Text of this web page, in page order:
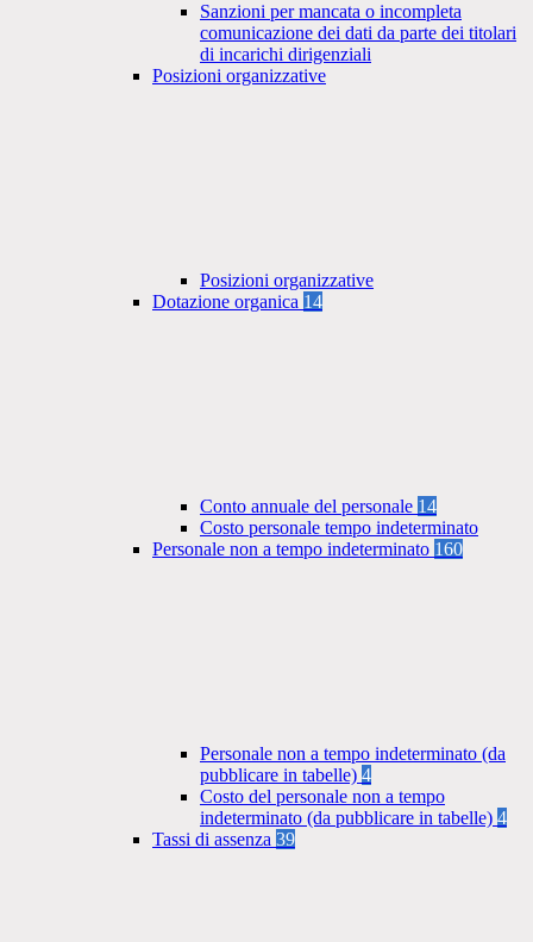
Sanzioni per mancata o incompleta
comunicazione dei dati da parte dei titolari
di incarichi dirigenziali
Posizioni organizzative
Posizioni organizzative
Dotazione organica 14
Conto annuale del personale 14
Costo personale tempo indeterminato
Personale non a tempo indeterminato 160
Personale non a tempo indeterminato (da
pubblicare in tabelle) 4
Costo del personale non a tempo
indeterminato (da pubblicare in tabelle) 4
Tassi di assenza 39